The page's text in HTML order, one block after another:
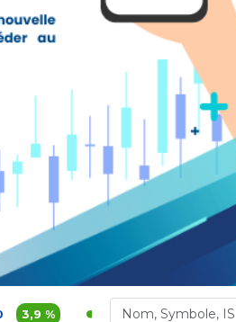
et exclusivement
de recevoir directement
le marché boursier
% Alliances 400,00 5,26 %